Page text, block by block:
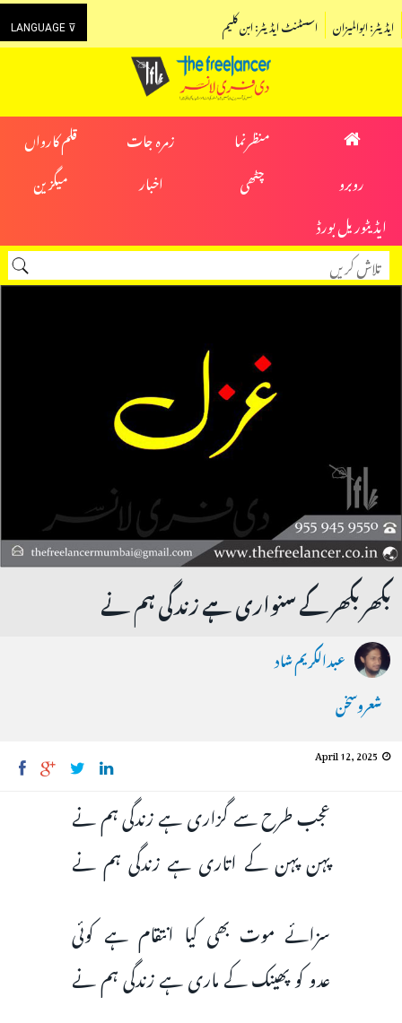
LANGUAGE ⊽ اسسٹنٹ ایڈیٹر: ابن کلیم ایڈیٹر: ابوالمیزان
منظرنما زمرہ جات
قلم کارواں
روبرو
چٹھی اخبار
میگزین
ایڈیٹوریل بورڈ
بکھر بکھر کے سنواری ہے زندگی ہم نے
عبدالکریم شاد
شعروسخن
April 12, 2025
عجب طرح سے گزاری ہے زندگی ہم نے
پہن پہن کے اتاری ہے زندگی ہم نے
سزائے موت بھی کیا انتقام ہے کوئی
عدو کو پھینک کے ماری ہے زندگی ہم نے